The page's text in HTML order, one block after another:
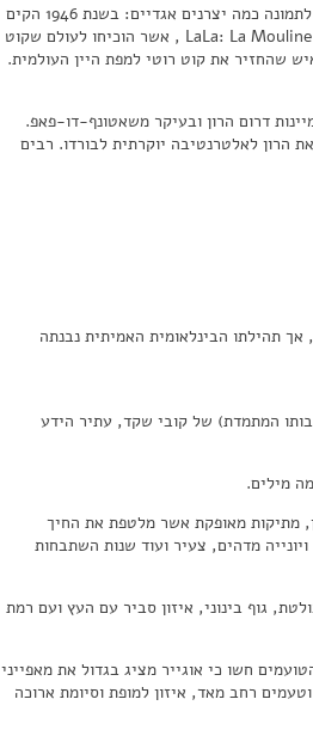
לאחר מלחמת העולם השנייה רבים חשבו שכרמי קוט רוטי ייעלמו, אבל באותם ימים נכנסו לתמונה כמה יצרנים אגדיים: בשנת 1946 הקים
Étienne Guigal את E. Guigal., בהמשך פיתח את יינות ה-LaLa: La Mouline ,La Turque , La Landonne , אשר הוכיחו לעולם שקוט
שהחזיר את קוט רוטי למפת היין העולמית.
דרום הרון ובעיקר משאטונף-דו-פאפ.
הרון לאלטרנטיבה יוקרתית לבורדו. רבים
אך תהילתו הבינלאומית האמיתית נבנתה
המתמדת) של קובי שקד, עתיר הידע
מילים.
מתיקות מאופקת אשר מלטפת את החיך
מדהים, צעיר ועוד שנות השתבחות
גוף בינוני, איזון סביר עם העץ ועם רמת
יינות קוט רוטי, רוסטאן מול אוגייר, שניהם מבציר 2022. מרבית הטועמים חשו כי אוגייר מציג בגדול את מאפייני
רחב מאד, איזון למופת וסיומת ארוכה